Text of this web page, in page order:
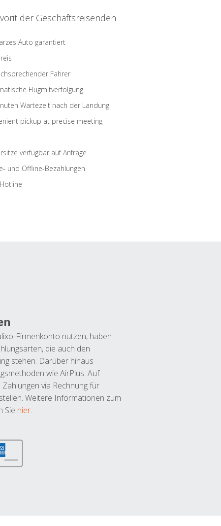
der Geschäftsreisenden
Auto garantiert
Fahrer
Flugmitverfolgung
Wartezeit nach der Landung
pickup at precise meeting
verfügbar auf Anfrage
und Offline-Bezahlungen
Firmenkonto nutzen, haben
die auch den
stehen. Darüber hinaus
wie AirPlus. Auf
via Rechnung für
Weitere Informationen zum
Sie hier.